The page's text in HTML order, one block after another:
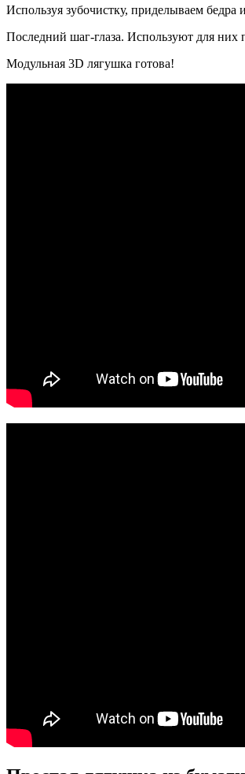
Используя зубочистку, приделываем бедра
Последний шаг-глаза. Используют для
Модульная 3D лягушка готова!